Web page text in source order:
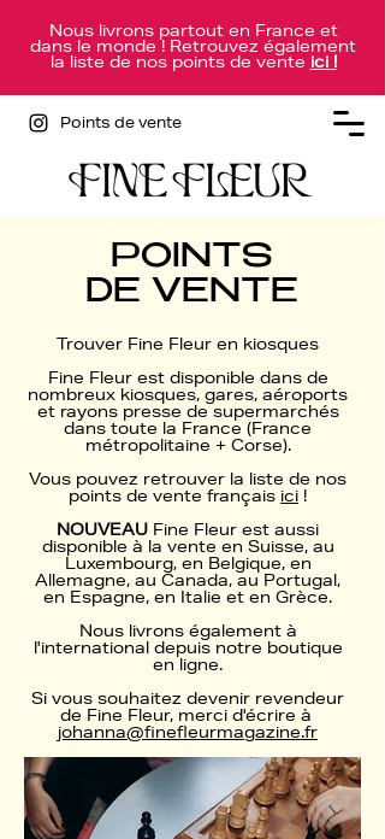
Points de vente
Nous livrons partout en France et
dans le monde ! Retrouvez également
la liste de nos points de vente ici !
POINTS
DE VENTE
Trouver Fine Fleur en kiosques
Fine Fleur est disponible dans de
nombreux kiosques, gares, aéroports
et rayons presse de supermarchés
dans toute la France (France
métropolitaine + Corse).
Vous pouvez retrouver la liste de nos
points de vente français ici !
NOUVEAU Fine Fleur est aussi
disponible à la vente en Suisse, au
Luxembourg, en Belgique, en
Allemagne, au Canada, au Portugal,
en Espagne, en Italie et en Grèce.
Nous livrons également à
l'international depuis notre boutique
en ligne.
Si vous souhaitez devenir revendeur
de Fine Fleur, merci d'écrire à
johanna@finefleurmagazine.fr